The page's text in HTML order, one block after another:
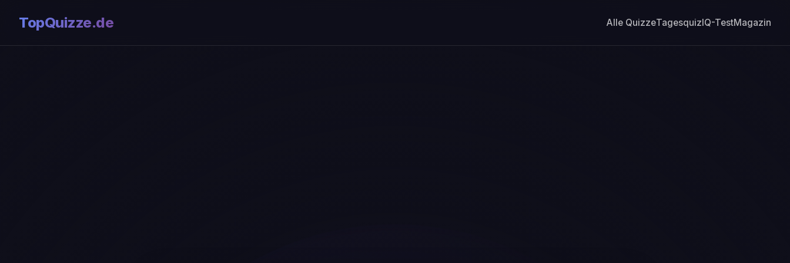
TopQuizze.de Alle QuizzeTagesquizIQ-TestMagazin